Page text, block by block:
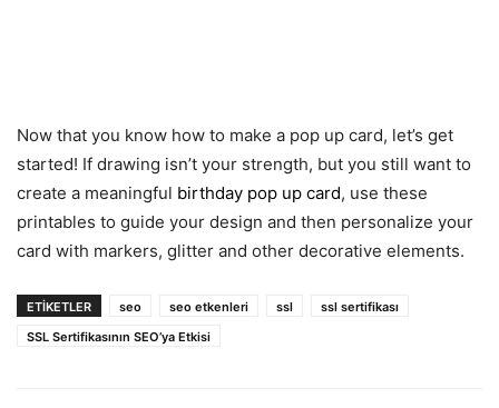
Now that you know how to make a pop up card, let’s get
started! If drawing isn’t your strength, but you still want to
create a meaningful birthday pop up card, use these
printables to guide your design and then personalize your
card with markers, glitter and other decorative elements.
ETIKETLER seo seo etkenleri ssl
ssl sertifikası
SSL Sertifikasının SEO’ya Etkisi